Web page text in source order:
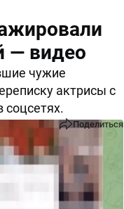
— видео
чужие
актрисы с
Поделиться